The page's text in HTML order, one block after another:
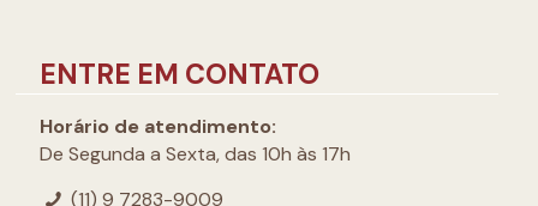
ENTRE EM CONTATO
Horário de atendimento:
De Segunda a Sexta, das 10h às 17h
(11) 9 7283-9009